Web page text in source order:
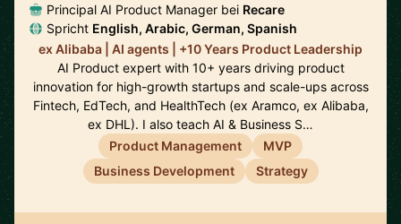
Principal AI Product Manager bei Recare
Spricht English, Arabic, German, Spanish
ex Alibaba | AI agents | +10 Years Product Leadership
AI Product expert with 10+ years driving product
innovation for high-growth startups and scale-ups across
Fintech, EdTech, and HealthTech (ex Aramco, ex Alibaba,
ex DHL). I also teach AI & Business S…
Product Management
MVP
Business Development
Strategy